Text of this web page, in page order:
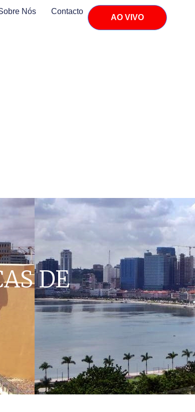
Nós Contacto
AO VIVO
DE